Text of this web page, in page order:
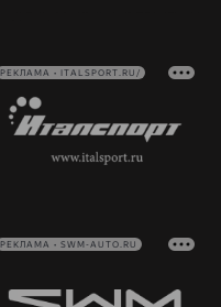
РЕКЛАМА • ITALSPORT.RU/
РЕКЛАМА • SWM-AUTO.RU